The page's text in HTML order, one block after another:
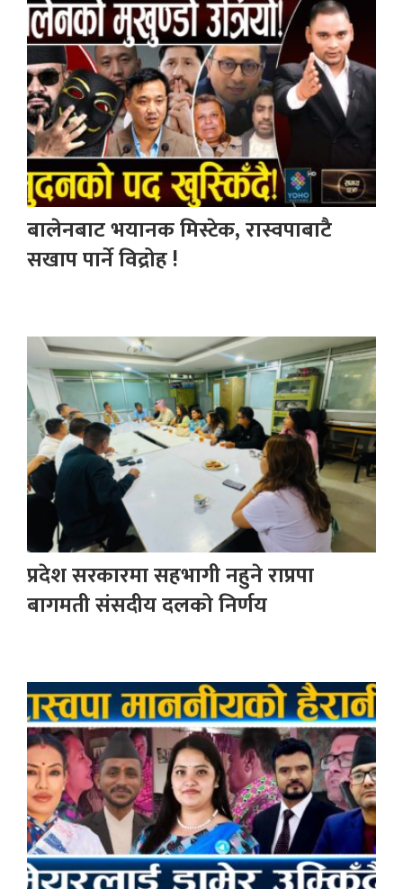
बालेनबाट भयानक मिस्टेक, रास्वपाबाटै
सखाप पार्ने विद्रोह !
प्रदेश सरकारमा सहभागी नहुने राप्रपा
बागमती संसदीय दलको निर्णय